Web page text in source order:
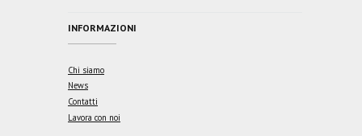
INFORMAZIONI
Chi siamo
News
Contatti
Lavora con noi